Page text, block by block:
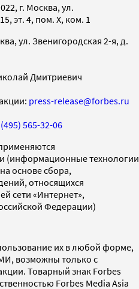
г. Москва, ул.
эт. 4, пом. X, ком. 1
ул. Звенигородская 2-я, д.
Дмитриевич
press-release@forbes.ru
565-32-06
(информационные технологии
основе сбора,
относящихся
сети «Интернет»,
Федерации)
их в любой форме,
возможны только с
Товарный знак Forbes
Forbes Media Asia